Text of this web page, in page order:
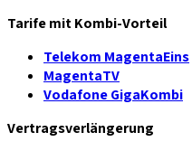
Tarife mit Kombi-Vorteil
Telekom MagentaEins
MagentaTV
Vodafone GigaKombi
Vertragsverlängerung